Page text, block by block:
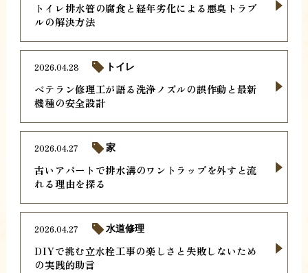
トイレ排水管の腐食と経年劣化による悪臭トラブ
ルの解決方法
ベテラン修理工が語る洗浄ノズルの誤作動と最新
機種の安全設計
2026.04.28 トイレ
古いアパートで排水溝のワントラップを外すと流
れる理由を探る
2026.04.27 家
DIYで挑む立水栓工事の楽しさと失敗しないため
の実践的助言
2026.04.27 水道修理